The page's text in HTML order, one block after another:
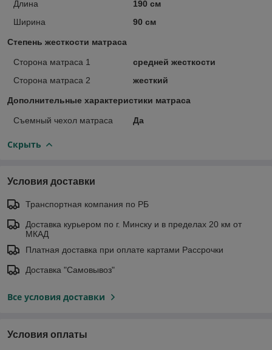
Длина
190 см
Ширина
90 см
Степень жесткости матраса
Сторона матраса 1
средней жесткости
Сторона матраса 2
жесткий
Дополнительные характеристики матраса
Съемный чехол матраса Да
Скрыть
Условия доставки
Транспортная компания по РБ
Доставка курьером по г. Минску и в пределах 20 км от
МКАД
Платная доставка при оплате картами Рассрочки
Доставка "Самовывоз"
Все условия доставки
Условия оплаты